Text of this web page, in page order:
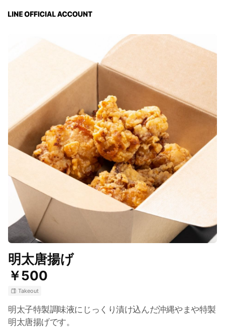
明太唐揚げ
￥500
Takeout
明太子特製調味液にじっくり漬け込んだ沖縄やまや特製
明太唐揚げです。